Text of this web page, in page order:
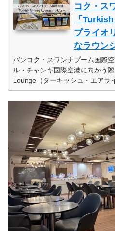
コク・ス
「
プライオ
なラウン
バンコク・スワンナプーム国際
ル・チャンギ国際空港に向かう
Lounge（ターキッシュ・エアラ